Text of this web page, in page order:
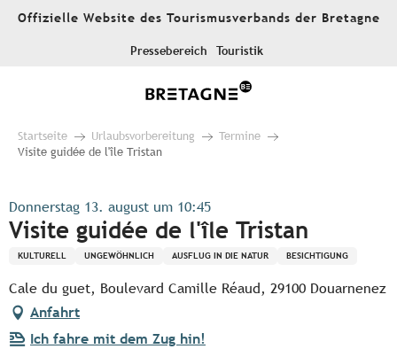
AllerOffizielle Website des Tourismusverbands der Bretagne
Pressebereich Touristik
Startseite Urlaubsvorbereitung
Termine
Visite guidée de l'île Tristan
Donnerstag 13. august um 10:45
Visite guidée de l'île Tristan
KULTURELL UNGEWÖHNLICH AUSFLUG IN DIE NATUR BESICHTIGUNG
Cale du guet, Boulevard Camille Réaud, 29100 Douarnenez
Anfahrt
Ich fahre mit dem Zug hin!